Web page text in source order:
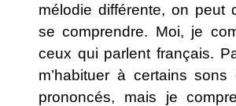
mélodie différente, on peut
se comprendre. Moi, je
ceux qui parlent français.
m’habituer à certains sons
prononcés, mais je